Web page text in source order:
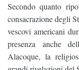
Secondo quanto
consacrazione degli
vescovi americani
presenza anche
Alacoque, la